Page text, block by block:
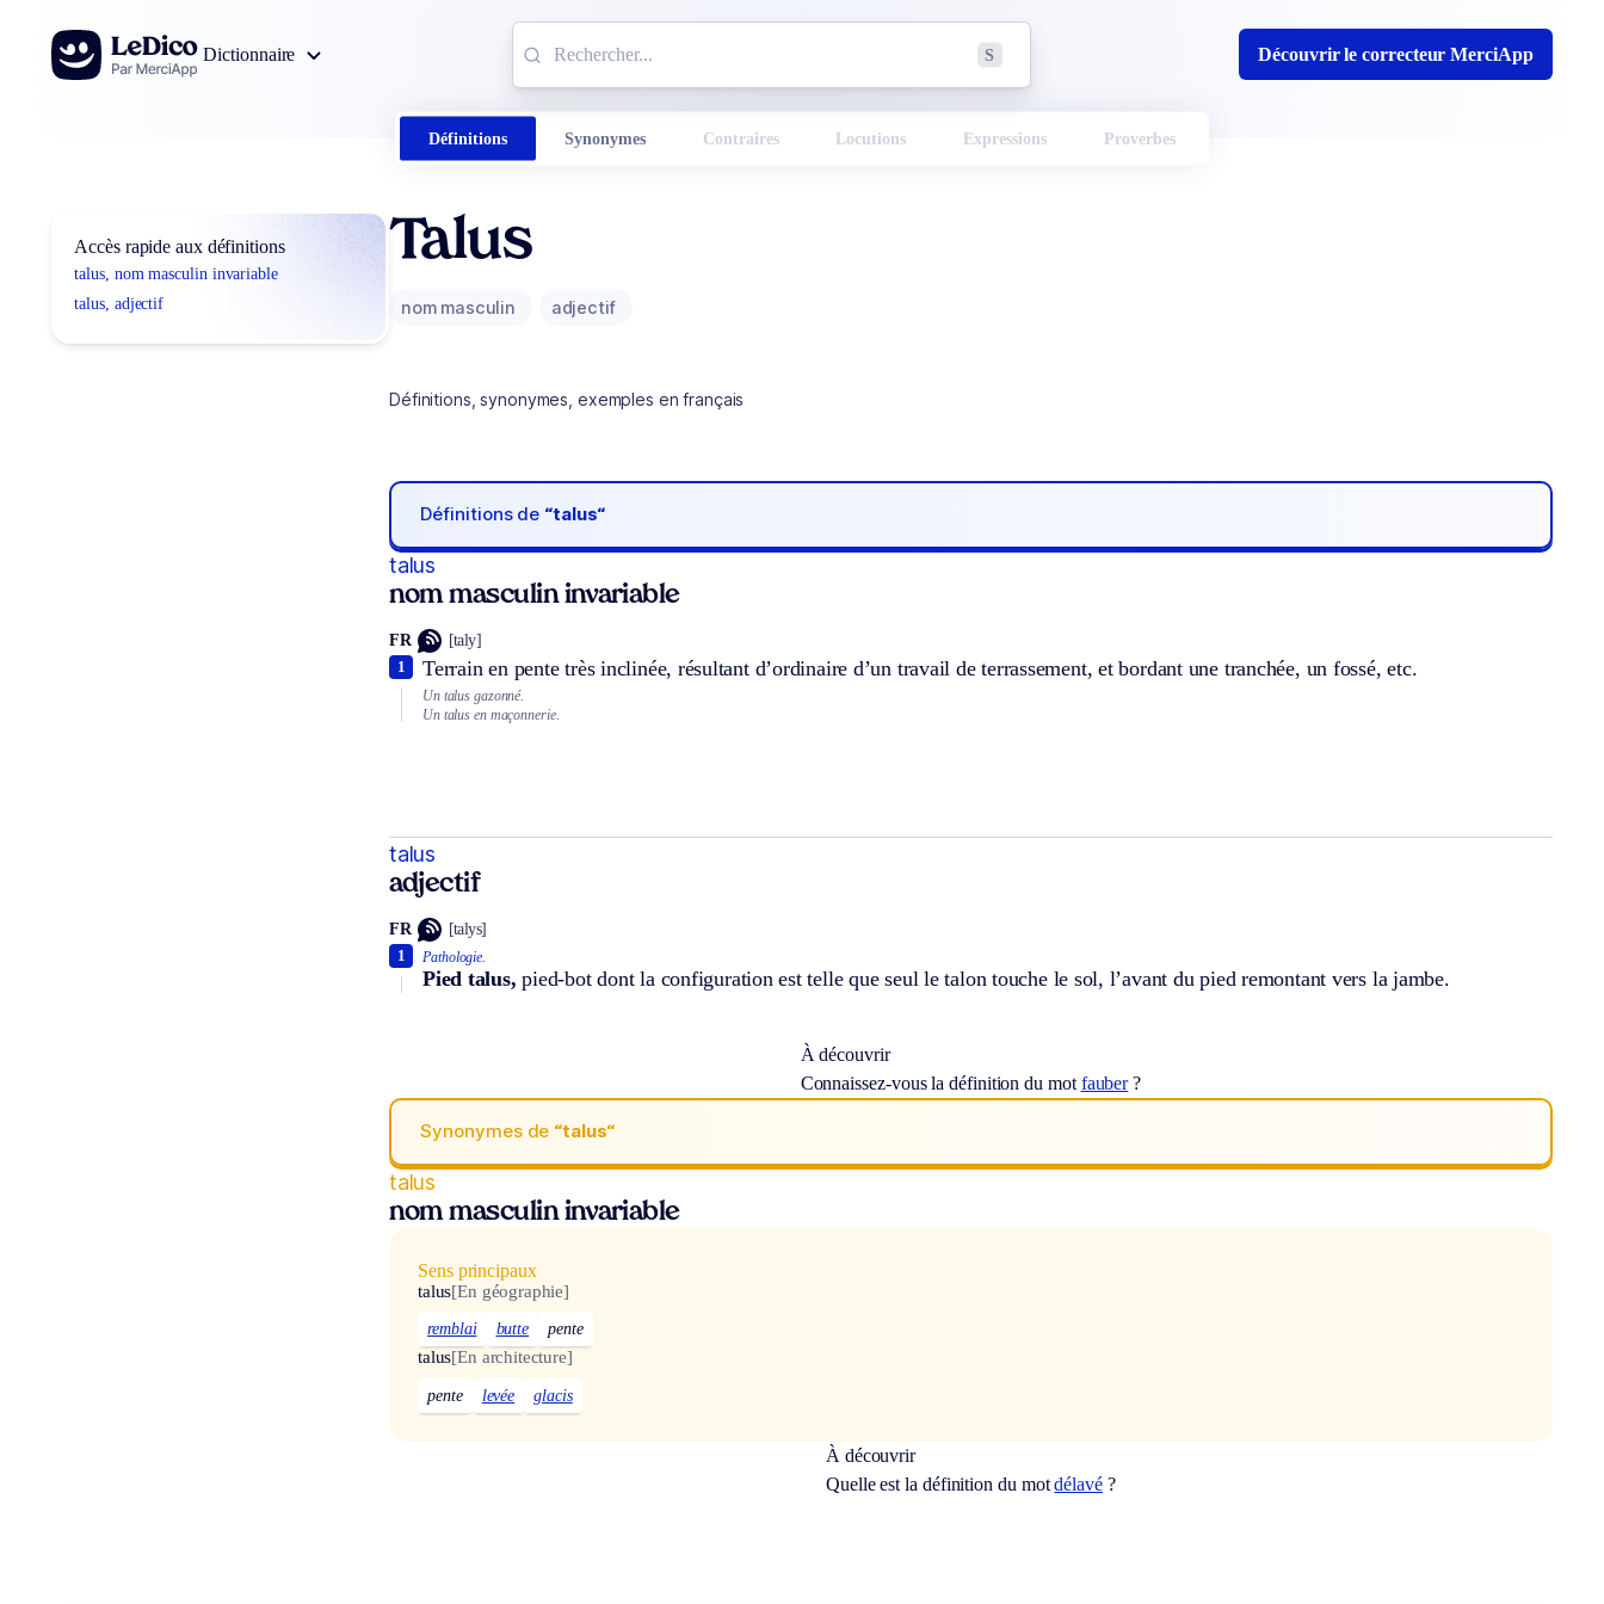
Aller au contenu
Dictionnaire
S Découvrir le correcteur MerciApp
Définitions Synonymes Contraires Locutions Expressions Proverbes
Accès rapide aux définitions
talus, nom masculin invariable
talus, adjectif
Talus
nom masculin adjectif
Définitions, synonymes, exemples en français
Définitions de “talus“
talus
nom masculin invariable
FR [taly]
Terrain en pente très inclinée, résultant d’ordinaire d’un travail de terrassement, et bordant une tranchée, un fossé, etc.
1
Un talus gazonné.
Un talus en maçonnerie.
talus
adjectif
FR [talys]
Pathologie.
Pied talus, pied-bot dont la configuration est telle que seul le talon touche le sol, l’avant du pied remontant vers la jambe.
1
À découvrir
Connaissez-vous la définition du mot fauber?
Synonymes de “talus“
talus
nom masculin invariable
Sens principaux
talus[En géographie]
remblai butte pente
talus[En architecture]
pente levée glacis
À découvrir
Quelle est la définition du motdélavé?